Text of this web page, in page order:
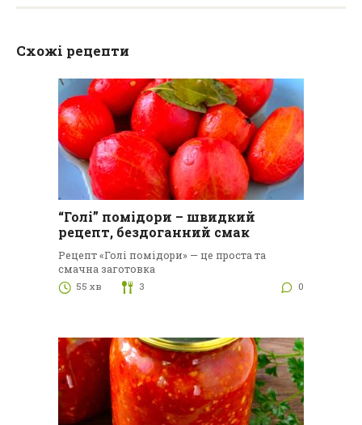
Схожі рецепти
“Голі” помідори – швидкий
рецепт, бездоганний смак
Рецепт «Голі помідори» — це проста та
смачна заготовка
55 хв 3 0